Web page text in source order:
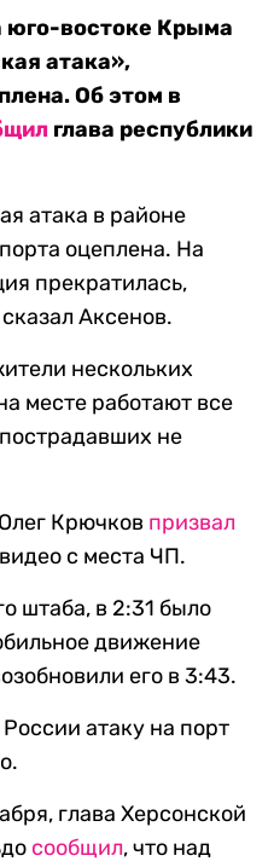
юго-востоке Крыма
атака»,
Об этом в
глава республики
атака в районе
оцеплена. На
прекратилась,
Аксенов.
нескольких
месте работают все
не
Крючков призвал
с места ЧП.
штаба, в 2:31 было
движение
его в 3:43.
атаку на порт
глава Херсонской
сообщил, что над